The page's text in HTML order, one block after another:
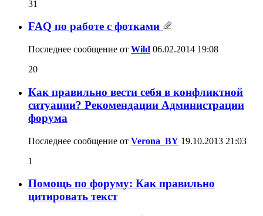
31
FAQ по работе с фотками
Последнее сообщение от Wild 06.02.2014 19:08
20
Как правильно вести себя в конфликтной
ситуации? Рекомендации Администрации
форума
Последнее сообщение от Verona_BY 19.10.2013 21:03
1
Помощь по форуму: Как правильно
цитировать текст